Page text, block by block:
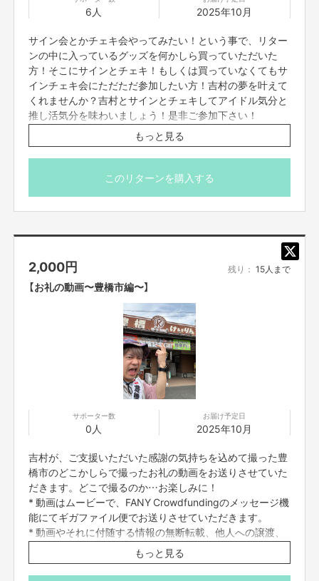
今回は、本当に楽しむ！をテーマにしたい。
事をいっぱいしたい！豊橋市じゃ無くてもしたい！芸人したい！
楽しみながら！
でも、根本の、豊橋市を盛り上げたい！を忘れてはいけない。
それを、楽しんで盛り上げる！
そのために、是非とも皆様にはまた参加していただき、一緒に豊橋市を盛り
上げ楽しみましょう！
またご支援応援いただき吉村を使って豊橋市を楽しんでください！
どうか宜しくお願い致します。
ブロードキャスト！！吉村
豊橋市住みます芸人である吉村をもっと知って貰うため、豊橋市を盛り上げ
したい！さらに豊橋市に沢山の方に来てもらったり豊橋市を楽しむ！それが
豊橋市を盛り上げる事に繋がる！豊橋市住みます芸人ブロードキャスト！！
吉村をもっと沢山の方に知ってもらう！芸人の活動を続けるため！そう強く
・豊橋市を盛り上げるための活動資金
・吉村の活動費
・クラウドファンディング手数料
・リターン製作費、経費、送料など
豊橋市で色々動き回るための活動資金、クラファン費用、などなどに使わさ
せていただきます。是非とも宜しくお願い致します。
6人
2025年10月
サイン会とかチェキ会やってみたい！という事で、リター
ンの中に入っているグッズを何かしら買っていただいた
方！そこにサインとチェキ！もしくは買っていなくてもサ
インチェキ会にただただ参加したい方！吉村の夢を叶えて
くれませんか？吉村とサインとチェキしてアイドル気分と
推し活気分を味わいましょう！是非ご参加下さい！
日程は、2025年10月14日の「PAA LIVE」終わりを予定して
おります。他、10月以降の吉村出演予定の「ウデダメシ」
(まだスケジュール出てないため日程未定)ライブ終わり
や、 他何かしら吉村のライブ終わり希望があれば、このプ
* 参加方法、場所や時間など、ご都合合わせを別途FANY
Crowdfundingのメッセージ機能にてご案内させていただ
きます。
※日程がどうしても合わないなど、参加できない場合でも
返金はいたしかねますのでご了承ください。
もっと見る
このリターンを購入する
2,000円 残り： 15人まで
【お礼の動画〜豊橋市編〜】
サポーター数
0人
お届け予定日
2025年10月
吉村が、ご支援いただいた感謝の気持ちを込めて撮った豊
橋市のどこかしらで撮ったお礼の動画をお送りさせていた
だきます。どこで撮るのか…お楽しみに！
* 動画はムービーで、FANY Crowdfundingのメッセージ機
能にてギガファイル便でお送りさせていただきます。
* 動画やそれに付随する情報の無断転載、他人への譲渡、
商用利用等は一切禁止いたします。
もっと見る